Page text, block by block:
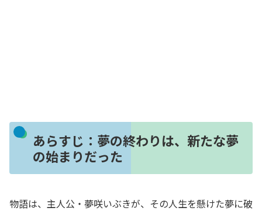
あらすじ：夢の終わりは、新たな夢
の始まりだった
物語は、主人公・夢咲いぶきが、その人生を懸けた夢に破